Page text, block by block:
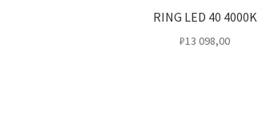
RING LED 40 4000K
₽13 098,00